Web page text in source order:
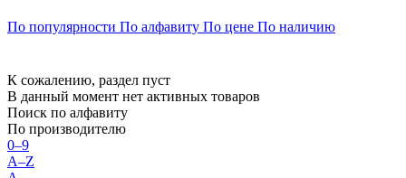
По популярности По алфавиту По цене По наличию
К сожалению, раздел пуст
В данный момент нет активных товаров
Поиск по алфавиту
По производителю
0–9
A–Z